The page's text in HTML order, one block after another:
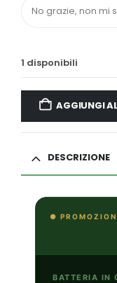
1 disponibili
AGGIUNGI
DESCRIZIONE
●
BATTERIA IN